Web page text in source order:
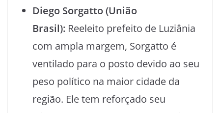
Diego Sorgatto (União
Brasil): Reeleito prefeito de Luziânia
com ampla margem, Sorgatto é
ventilado para o posto devido ao seu
peso político na maior cidade da
região. Ele tem reforçado seu